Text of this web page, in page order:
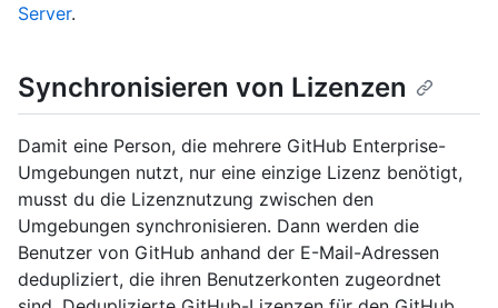
Server.
Synchronisieren von Lizenzen
Damit eine Person, die mehrere GitHub Enterprise-
Umgebungen nutzt, nur eine einzige Lizenz benötigt,
musst du die Lizenznutzung zwischen den
Umgebungen synchronisieren. Dann werden die
Benutzer von GitHub anhand der E-Mail-Adressen
dedupliziert, die ihren Benutzerkonten zugeordnet